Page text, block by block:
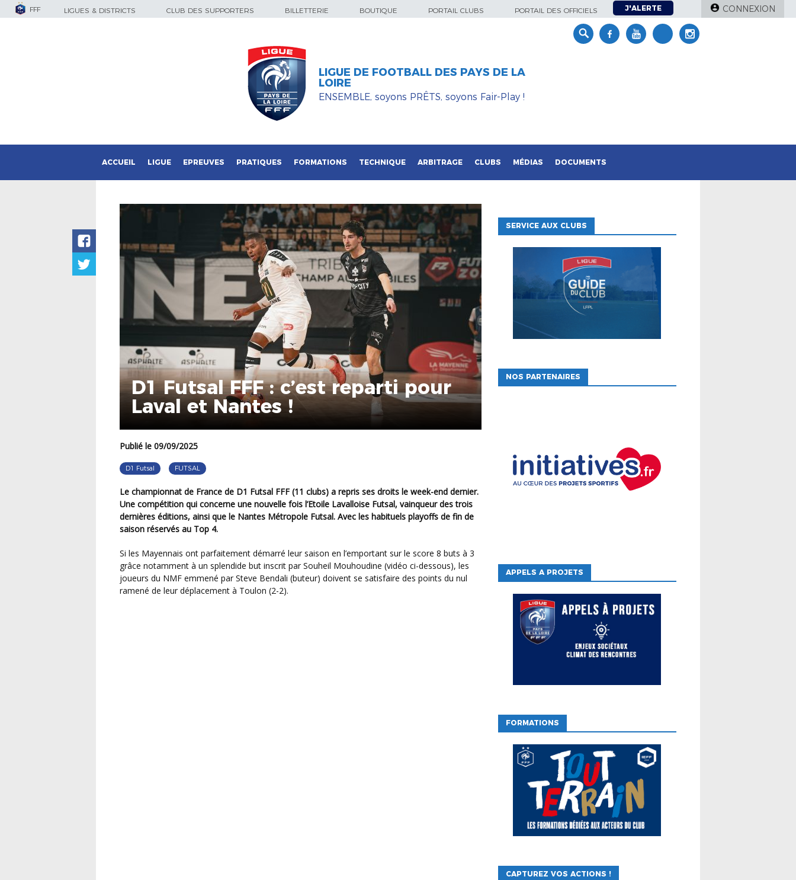
FFF LIGUES & DISTRICTS CLUB DES SUPPORTERS BILLETTERIE BOUTIQUE PORTAIL CLUBS PORTAIL DES OFFICIELS J'ALERTE CONNEXION
LIGUE DE FOOTBALL DES PAYS DE LA
LOIRE
ENSEMBLE, soyons PRÊTS, soyons Fair-Play !
ACCUEIL LIGUE EPREUVES PRATIQUES FORMATIONS TECHNIQUE ARBITRAGE CLUBS MÉDIAS DOCUMENTS
D1 Futsal FFF : c’est reparti pour
Laval et Nantes !
Publié le 09/09/2025
D1 Futsal FUTSAL
Le championnat de France de D1 Futsal FFF (11 clubs) a repris ses droits le week-end dernier.
Une compétition qui concerne une nouvelle fois l’Etoile Lavalloise Futsal, vainqueur des trois
dernières éditions, ainsi que le Nantes Métropole Futsal. Avec les habituels playoffs de fin de
saison réservés au Top 4.
Si les Mayennais ont parfaitement démarré leur saison en l’emportant sur le score 8 buts à 3
grâce notamment à un splendide but inscrit par Souheil Mouhoudine (vidéo ci-dessous), les
joueurs du NMF emmené par Steve Bendali (buteur) doivent se satisfaire des points du nul
ramené de leur déplacement à Toulon (2-2).
SERVICE AUX CLUBS
NOS PARTENAIRES
APPELS A PROJETS
FORMATIONS
CAPTUREZ VOS ACTIONS !